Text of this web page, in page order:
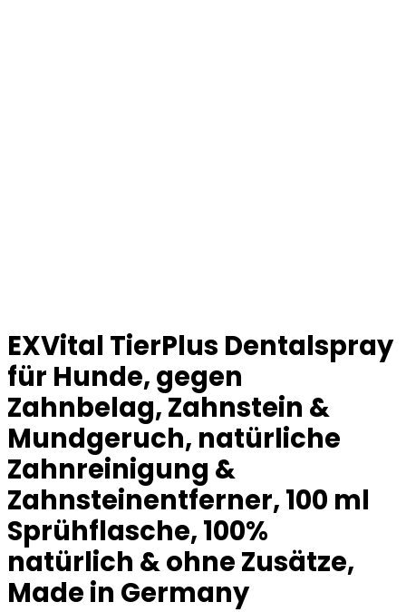
EXVital TierPlus Dentalspray
für Hunde, gegen
Zahnbelag, Zahnstein &
Mundgeruch, natürliche
Zahnreinigung &
Zahnsteinentferner, 100 ml
Sprühflasche, 100%
natürlich & ohne Zusätze,
Made in Germany